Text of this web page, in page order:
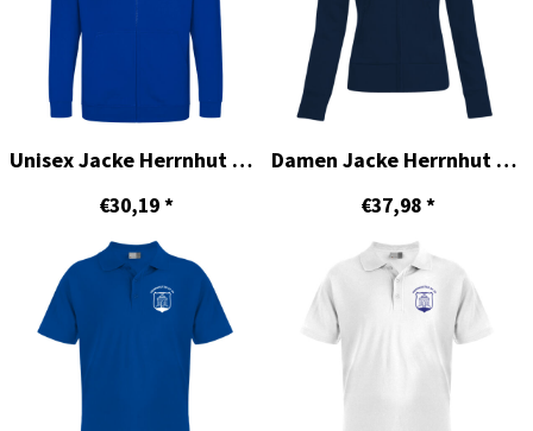
Unisex Jacke Herrnhut 300
€30,19*
Damen Jacke Herrnhut 300
€37,98*